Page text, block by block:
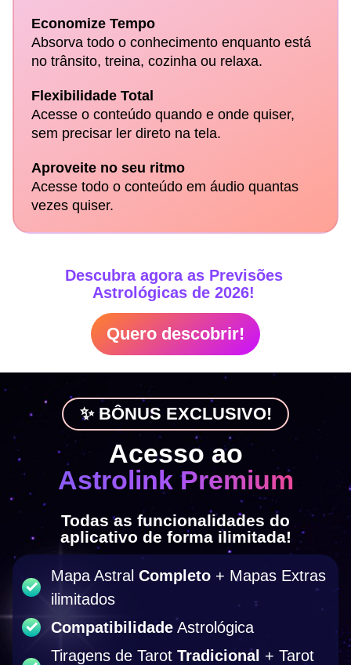
Economize Tempo
Absorva todo o conhecimento enquanto está
no trânsito, treina, cozinha ou relaxa.
Flexibilidade Total
Acesse o conteúdo quando e onde quiser,
sem precisar ler direto na tela.
Aproveite no seu ritmo
Acesse todo o conteúdo em áudio quantas
vezes quiser.
Descubra agora as Previsões
Astrológicas de 2026!
Quero descobrir!
✨ BÔNUS EXCLUSIVO!
Acesso ao
Astrolink Premium
Todas as funcionalidades do
aplicativo de forma ilimitada!
Mapa Astral Completo + Mapas Extras
ilimitados
Compatibilidade Astrológica
Tiragens de Tarot Tradicional + Tarot